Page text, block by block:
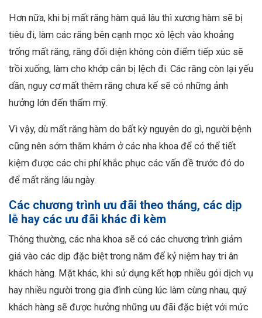
Hơn nữa, khi bị mất răng hàm quá lâu thì xương hàm sẽ bị
tiêu đi, làm các răng bên cạnh mọc xô lệch vào khoảng
trống mất răng, răng đối diện không còn điểm tiếp xúc sẽ
trồi xuống, làm cho khớp cắn bị lệch đi. Các răng còn lại yếu
dần, nguy cơ mất thêm răng chưa kể sẽ có những ảnh
hưởng lớn đến thẩm mỹ.
Vì vậy, dù mất răng hàm do bất kỳ nguyên do gì, người bệnh
cũng nên sớm thăm khám ở các nha khoa để có thể tiết
kiệm được các chi phí khắc phục các vấn đề trước đó do
để mất răng lâu ngày.
Các chương trình ưu đãi theo tháng, các dịp
lễ hay các ưu đãi khác đi kèm
Thông thường, các nha khoa sẽ có các chương trình giảm
giá vào các dịp đặc biệt trong năm để kỷ niệm hay tri ân
khách hàng. Mặt khác, khi sử dụng kết hợp nhiều gói dịch vụ
hay nhiều người trong gia đình cùng lúc làm cùng nhau, quý
khách hàng sẽ được hưởng những ưu đãi đặc biệt với mức